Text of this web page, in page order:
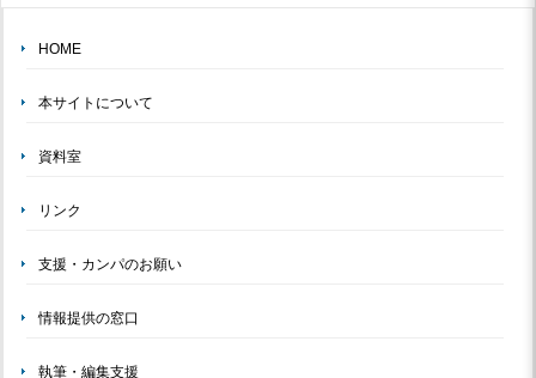
HOME
本サイトについて
資料室
リンク
支援・カンパのお願い
情報提供の窓口
執筆・編集支援